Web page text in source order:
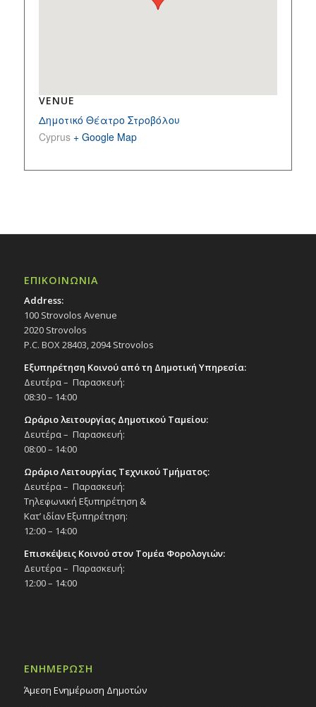
VENUE
Δημοτικό Θέατρο Στροβόλου
Cyprus + Google Map
ΕΠΙΚΟΙΝΩΝΙΑ
Address:
100 Strovolos Avenue
2020 Strovolos
P.C. BOX 28403, 2094 Strovolos
Εξυπηρέτηση Κοινού από τη Δημοτική Υπηρεσία:
Δευτέρα – Παρασκευή:
08:30 – 14:00
Ωράριο λειτουργίας Δημοτικού Ταμείου:
Δευτέρα – Παρασκευή:
08:00 – 14:00
Ωράριο Λειτουργίας Τεχνικού Τμήματος:
Δευτέρα – Παρασκευή:
Τηλεφωνική Εξυπηρέτηση &
Κατ’ ιδίαν Εξυπηρέτηση:
12:00 – 14:00
Επισκέψεις Κοινού στον Τομέα Φορολογιών:
Δευτέρα – Παρασκευή:
12:00 – 14:00
ΕΝΗΜΕΡΩΣΗ
Άμεση Ενημέρωση Δημοτών